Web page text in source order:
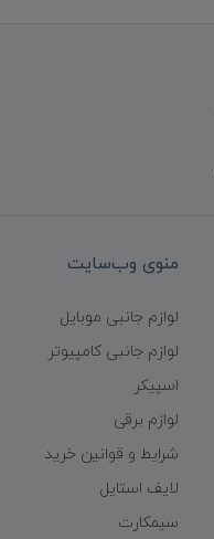
منوی وب‌سایت
لوازم جانبی موبایل
لوازم جانبی کامپیوتر
اسپیکر
لوازم برقی
شرایط و قوانین خرید
لایف استایل
سیمکارت